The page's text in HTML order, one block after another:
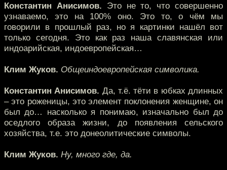
Константин Анисимов. Это не то, что совершенно
узнаваемо, это на 100% оно. Это то, о чём мы
говорили в прошлый раз, но я картинки нашёл вот
только сегодня. Это как раз наша славянская или
индоарийская, индоевропейская…
Клим Жуков. Общеиндоевропейская символика.
Константин Анисимов. Да, т.ё. тёти в юбках длинных
– это роженицы, это элемент поклонения женщине, он
был до… насколько я понимаю, изначально был до
оседлого образа жизни, до появления сельского
хозяйства, т.е. это донеолитические символы.
Клим Жуков. Ну, много где, да.